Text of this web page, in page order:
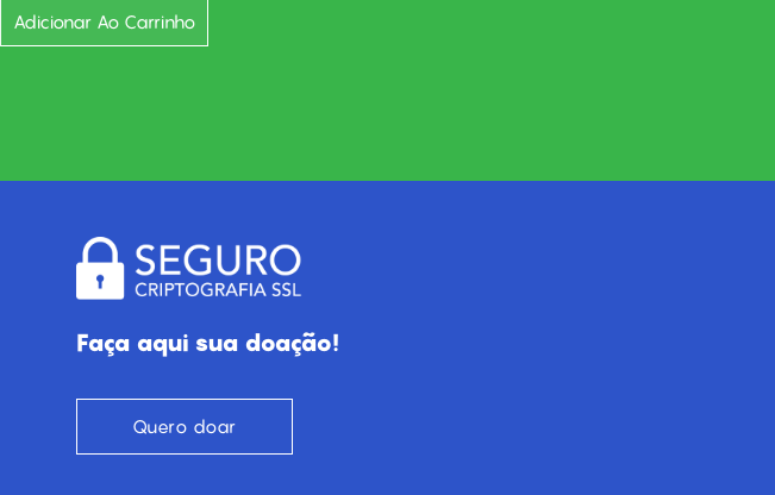
Adicionar Ao Carrinho
Faça aqui sua doação!
Quero doar